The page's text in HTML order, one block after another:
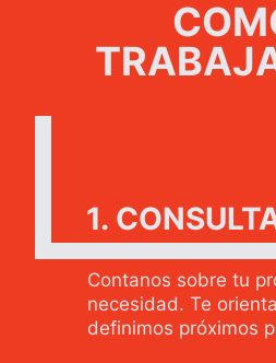
1.
Contanos sobre tu
necesidad. Te
definimos próximos